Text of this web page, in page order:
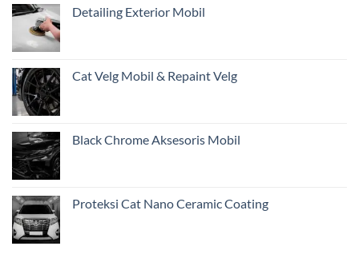
dari
Detailing Exterior Mobil
Cat Velg Mobil & Repaint Velg
Black Chrome Aksesoris Mobil
Proteksi Cat Nano Ceramic Coating